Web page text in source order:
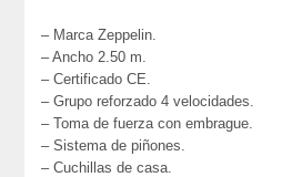
– Marca Zeppelin.
– Ancho 2.50 m.
– Certificado CE.
– Grupo reforzado 4 velocidades.
– Toma de fuerza con embrague.
– Sistema de piñones.
– Cuchillas de casa.